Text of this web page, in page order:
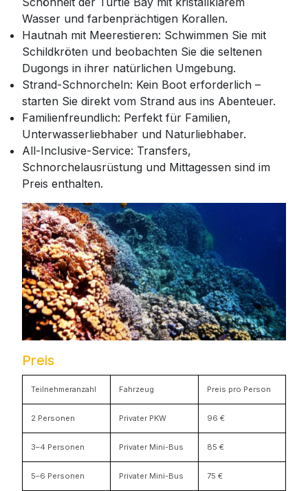
Wasser und farbenprächtigen Korallen.
Hautnah mit Meerestieren: Schwimmen Sie mit
Schildkröten und beobachten Sie die seltenen
Dugongs in ihrer natürlichen Umgebung.
Strand-Schnorcheln: Kein Boot erforderlich –
starten Sie direkt vom Strand aus ins Abenteuer.
Familienfreundlich: Perfekt für Familien,
Unterwasserliebhaber und Naturliebhaber.
All-Inclusive-Service: Transfers,
Schnorchelausrüstung und Mittagessen sind im
Preis enthalten.
Preis
Teilnehmeranzahl Fahrzeug Preis pro Person
2 Personen Privater PKW 96 €
3–4 Personen Privater Mini-Bus 85 €
5–6 Personen Privater Mini-Bus 75 €